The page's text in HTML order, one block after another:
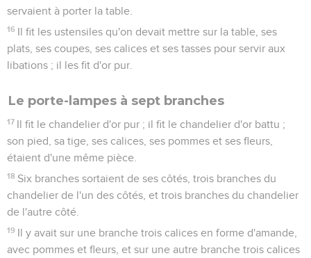
servaient à porter la table.
16 Il fit les ustensiles qu'on devait mettre sur la table, ses
plats, ses coupes, ses calices et ses tasses pour servir aux
libations ; il les fit d'or pur.
Le porte-lampes à sept branches
17 Il fit le chandelier d'or pur ; il fit le chandelier d'or battu ;
son pied, sa tige, ses calices, ses pommes et ses fleurs,
étaient d'une même pièce.
18 Six branches sortaient de ses côtés, trois branches du
chandelier de l'un des côtés, et trois branches du chandelier
de l'autre côté.
19 Il y avait sur une branche trois calices en forme d'amande,
avec pommes et fleurs, et sur une autre branche trois calices